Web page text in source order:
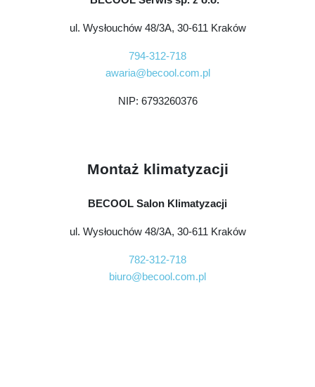
ul. Wysłouchów 48/3A, 30-611 Kraków
794-312-718
awaria@becool.com.pl
NIP: 6793260376
Montaż klimatyzacji
BECOOL Salon Klimatyzacji
ul. Wysłouchów 48/3A, 30-611 Kraków
782-312-718
biuro@becool.com.pl